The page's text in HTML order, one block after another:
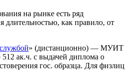
на рынке есть ряд
длительностью, как правило, от
» (дистанционно) — МУИТ
ак.ч. с выдачей диплома о
гос. образца. Для физлиц